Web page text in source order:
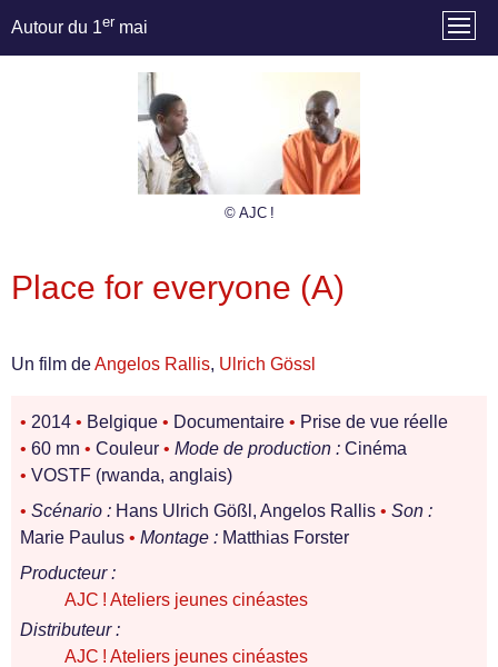
Autour du 1er mai
© AJC !
Place for everyone (A)
Un film deAngelos Rallis, Ulrich Gössl
• 2014 • Belgique • Documentaire • Prise de vue réelle
• 60 mn • Couleur • Mode de production : Cinéma
• VOSTF (rwanda, anglais)
• Scénario : Hans Ulrich Gößl, Angelos Rallis • Son :
Marie Paulus • Montage : Matthias Forster
Producteur :
AJC ! Ateliers jeunes cinéastes
Distributeur :
AJC ! Ateliers jeunes cinéastes